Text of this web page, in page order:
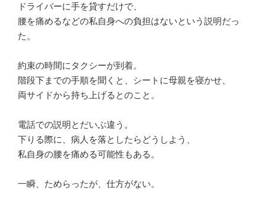
ドライバーに手を貸すだけで、
腰を痛めるなどの私自身への負担はないという説明だっ
た。
約束の時間にタクシーが到着。
階段下までの手順を聞くと、シートに母親を寝かせ、
両サイドから持ち上げるとのこと。
電話での説明とだいぶ違う。
下りる際に、病人を落としたらどうしよう、
私自身の腰を痛める可能性もある。
一瞬、ためらったが、仕方がない。